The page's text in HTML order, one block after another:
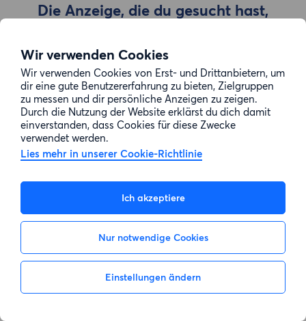
Wir verwenden Cookies
Wir verwenden Cookies von Erst- und Drittanbietern, um
dir eine gute Benutzererfahrung zu bieten, Zielgruppen
zu messen und dir persönliche Anzeigen zu zeigen.
Durch die Nutzung der Website erklärst du dich damit
einverstanden, dass Cookies für diese Zwecke
verwendet werden.
Lies mehr in unserer Cookie-Richtlinie
Ich akzeptiere
Nur notwendige Cookies
Einstellungen ändern
Die Anzeige, die du gesucht hast,
Zur Suche gehen